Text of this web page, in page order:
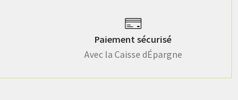
Paiement sécurisé
Avec la Caisse dÉpargne